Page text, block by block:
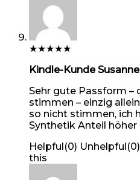
★★★★★
Kindle-Kunde Susanne
Sehr gute Passform –
stimmen – einzig
so nicht stimmen, ich
Synthetik Anteil höher
Helpful(0) Unhelpful(0)
this